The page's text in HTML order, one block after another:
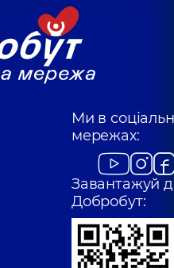
Ми в
мережах:
Завантажуй
Добробут: